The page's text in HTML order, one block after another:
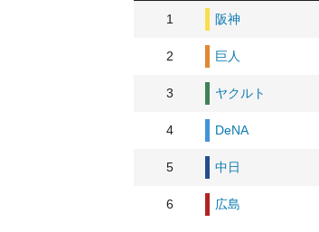
1 阪神
2 巨人
3 ヤクルト
4 DeNA
5 中日
6 広島